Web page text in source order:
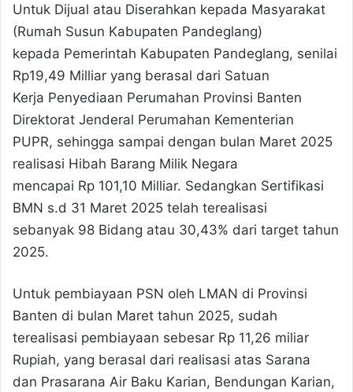
Untuk Dijual atau Diserahkan kepada Masyarakat
(Rumah Susun Kabupaten Pandeglang)
kepada Pemerintah Kabupaten Pandeglang, senilai
Rp19,49 Milliar yang berasal dari Satuan
Kerja Penyediaan Perumahan Provinsi Banten
Direktorat Jenderal Perumahan Kementerian
PUPR, sehingga sampai dengan bulan Maret 2025
realisasi Hibah Barang Milik Negara
mencapai Rp 101,10 Milliar. Sedangkan Sertifikasi
BMN s.d 31 Maret 2025 telah terealisasi
sebanyak 98 Bidang atau 30,43% dari target tahun
2025.
Untuk pembiayaan PSN oleh LMAN di Provinsi
Banten di bulan Maret tahun 2025, sudah
terealisasi pembiayaan sebesar Rp 11,26 miliar
Rupiah, yang berasal dari realisasi atas Sarana
dan Prasarana Air Baku Karian, Bendungan Karian,